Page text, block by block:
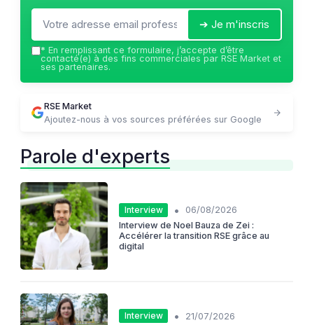
➔ Je m'inscris
* En remplissant ce formulaire, j’accepte d’être
contacté(e) à des fins commerciales par RSE Market et
ses partenaires.
RSE Market
Ajoutez-nous à vos sources préférées sur Google
Parole d'experts
Interview •
06/08/2026
Interview de Noel Bauza de Zei :
Accélérer la transition RSE grâce au
digital
Interview •
21/07/2026